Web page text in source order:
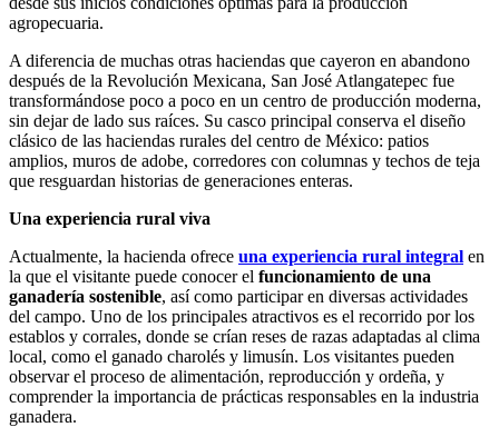
agropecuaria.
A diferencia de muchas otras haciendas que cayeron en abandono
después de la Revolución Mexicana, San José Atlangatepec fue
transformándose poco a poco en un centro de producción moderna,
sin dejar de lado sus raíces. Su casco principal conserva el diseño
clásico de las haciendas rurales del centro de México: patios
amplios, muros de adobe, corredores con columnas y techos de teja
que resguardan historias de generaciones enteras.
Una experiencia rural viva
Actualmente, la hacienda ofrece una experiencia rural integral en
la que el visitante puede conocer el funcionamiento de una
ganadería sostenible, así como participar en diversas actividades
del campo. Uno de los principales atractivos es el recorrido por los
establos y corrales, donde se crían reses de razas adaptadas al clima
local, como el ganado charolés y limusín. Los visitantes pueden
observar el proceso de alimentación, reproducción y ordeña, y
comprender la importancia de prácticas responsables en la industria
ganadera.